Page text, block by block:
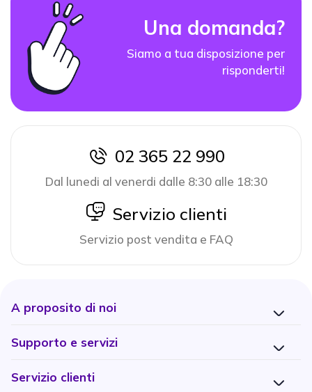
Una domanda?
Siamo a tua disposizione per
risponderti!
icon
02 365 22 990
Dal lunedi al venerdi dalle 8:30 alle 18:30
icon
Servizio clienti
Servizio post vendita e FAQ
A proposito di noi
Supporto e servizi
Servizio clienti